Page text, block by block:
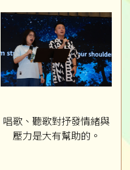
唱歌、聽歌對抒發情緒與
壓力是大有幫助的。